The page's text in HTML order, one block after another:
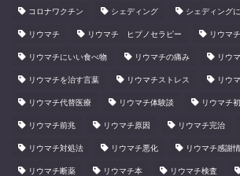
コロナワクチン シェディング シェディング
リウマチ リウマチ ヒプノセラピー リウマ
リウマチにいい食べ物 リウマチの痛み リウ
リウマチを治す言葉 リウマチストレス リウ
リウマチ代替医療 リウマチ体験談 リウマチ
リウマチ前兆 リウマチ原因 リウマチ完治
リウマチ対処法 リウマチ悪化 リウマチ感謝
リウマチ断薬 リウマチ本 リウマチ検査